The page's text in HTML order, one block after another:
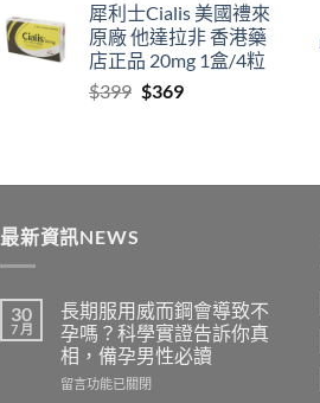
$799
through
$2099
犀利士Cialis 美國禮來
原廠 他達拉非 香港藥
店正品 20mg 1盒/4粒
$399 Original
$369Current
最新資訊NEWS
30
7 月
長期服用威而鋼會導致不
孕嗎？科學實證告訴你真
相，備孕男性必讀
在
留言功能已關閉